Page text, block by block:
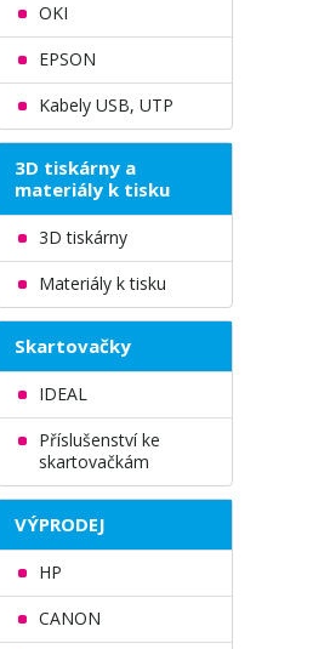
OKI
EPSON
Kabely USB, UTP
3D tiskárny a
materiály k tisku
3D tiskárny
Materiály k tisku
Skartovačky
IDEAL
Příslušenství ke
skartovačkám
VÝPRODEJ
HP
CANON